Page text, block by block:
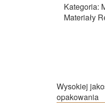
Kategoria:
Materiały
Wysokiej
opakowania